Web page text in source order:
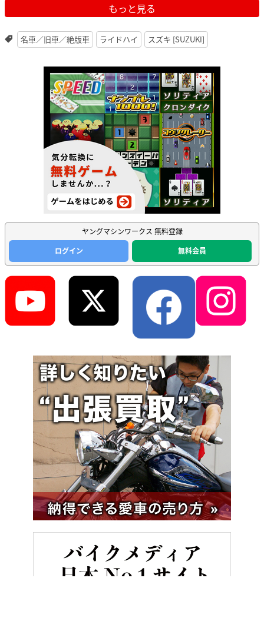
もっと見る
名車／旧車／絶版車 ライドハイ スズキ [SUZUKI]
ヤングマシンワークス 無料登録
ログイン
無料会員